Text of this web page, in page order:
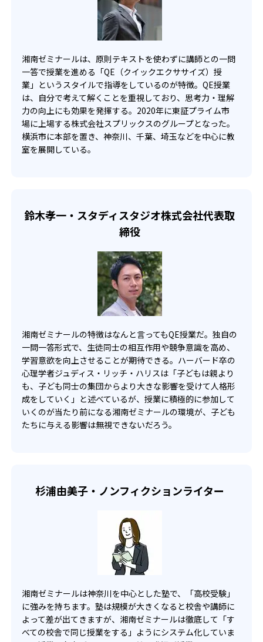
横浜緑が丘高校 47
他
大学の合格実績
東京大学 12 京都大学 10
湘南ゼミナールは、原則テキストを使わずに講師との一問
一答で授業を進める「QE（クイックエクササイズ）授
業」というスタイルで指導をしているのが特徴。QE授業
は、自分で考えて解くことを重視しており、思考力・理解
力の向上にも効果を発揮する。2020年に東証プライム市
場に上場する株式会社スプリックスのグループとなった。
横浜市に本部を置き、神奈川、千葉、埼玉などを中心に教
室を展開している。
鈴木孝一・スタディスタジオ株式会社代表取
締役
湘南ゼミナールの特徴はなんと言ってもQE授業だ。独自の
一問一答形式で、生徒同士の相互作用や競争意識を高め、
学習意欲を向上させることが期待できる。ハーバード卒の
心理学者ジュディス・リッチ・ハリスは「子どもは親より
も、子ども同士の集団からより大きな影響を受けて人格形
成をしていく」と述べているが、授業に積極的に参加して
いくのが当たり前になる湘南ゼミナールの環境が、子ども
たちに与える影響は無視できないだろう。
杉浦由美子・ノンフィクションライター
湘南ゼミナールは神奈川を中心とした塾で、「高校受験」
に強みを持ちます。塾は規模が大きくなると校舎や講師に
よって差が出てきますが、湘南ゼミナールは徹底して「す
べての校舎で同じ授業をする」ようにシステム化していま